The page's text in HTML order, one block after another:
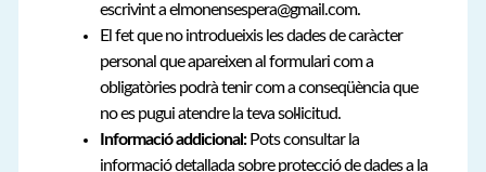
escrivint a elmonensespera@gmail.com.
El fet que no introdueixis les dades de caràcter
personal que apareixen al formulari com a
obligatòries podrà tenir com a conseqüència que
no es pugui atendre la teva sol·licitud.
Informació addicional:Pots consultar la
informació detallada sobre protecció de dades a la